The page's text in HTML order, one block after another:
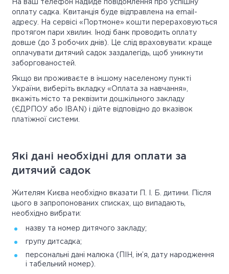
На ваш телефон надійде повідомлення про успішну
оплату садка. Квитанція буде відправлена на email-
адресу. На сервісі «Портмоне» кошти перераховуються
протягом пари хвилин. Іноді банк проводить оплату
довше (до 3 робочих днів). Це слід враховувати: краще
оплачувати дитячий садок заздалегідь, щоб уникнути
заборгованостей.
Якщо ви проживаєте в іншому населеному пункті
України, виберіть вкладку «Оплата за навчання»,
вкажіть місто та реквізити дошкільного закладу
(ЄДРПОУ або IBAN) і дійте відповідно до вказівок
платіжної системи.
Які дані необхідні для оплати за
дитячий садок
Жителям Києва необхідно вказати П. І. Б. дитини. Після
цього в запропонованих списках, що випадають,
необхідно вибрати:
назву та номер дитячого закладу;
групу дитсадка;
персональні дані малюка (ПІН, ім’я, дату народження
і табельний номер).